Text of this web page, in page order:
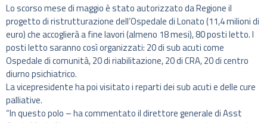
Lo scorso mese di maggio è stato autorizzato da Regione il
progetto di ristrutturazione dell’Ospedale di Lonato (11,4 milioni di
euro) che accoglierà a fine lavori (almeno 18 mesi), 80 posti letto. I
posti letto saranno così organizzati: 20 di sub acuti come
Ospedale di comunità, 20 di riabilitazione, 20 di CRA, 20 di centro
diurno psichiatrico.
La vicepresidente ha poi visitato i reparti dei sub acuti e delle cure
palliative.
“In questo polo – ha commentato il direttore generale di Asst